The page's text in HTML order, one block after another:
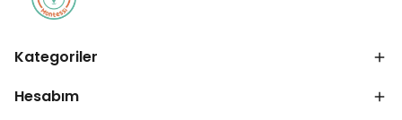
Kategoriler
Hesabım